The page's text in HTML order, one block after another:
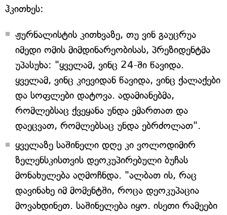
ჰკითხეს:
ჟურნალისტის კითხვაზე, თუ ვინ გაუცრუა
იმედი ომის მიმდინარეობისას, პრეზიდენტმა
უპასუხა: "ყველამ, ვინც 24-ში წავიდა.
ყველამ, ვინც კიევიდან წავიდა, ვინც ქალაქები
და სოფლები დატოვა. ადამიანებმა,
რომლებსაც ქვეყანა უნდა ემართათ და
დაეცვათ, რომლებსაც უნდა ებრძოლათ".
ყველაზე საშინელი დღე კი ვოლოდიმირ
ზელენსკისთვის დეოკუპირებული ბუჩას
მონახულება აღმოჩნდა. "ალბათ ის, რაც
დავინახე იმ მომენტში, როცა დეოკუპაცია
მოვახდინეთ. საშინელება იყო. ისეთი რამეები